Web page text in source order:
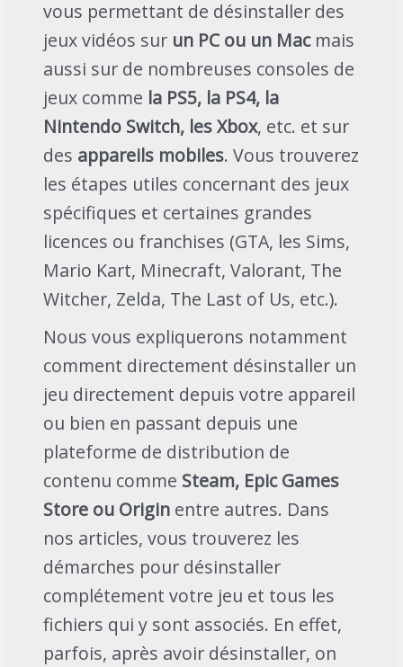
vous permettant de désinstaller des
jeux vidéos sur un PC ou un Macmais
aussi sur de nombreuses consoles de
jeux comme la PS5, la PS4, la
Nintendo Switch, les Xbox, etc. et sur
des appareils mobiles. Vous trouverez
les étapes utiles concernant des jeux
spécifiques et certaines grandes
licences ou franchises (GTA, les Sims,
Mario Kart, Minecraft, Valorant, The
Witcher, Zelda, The Last of Us, etc.).
Nous vous expliquerons notamment
comment directement désinstaller un
jeu directement depuis votre appareil
ou bien en passant depuis une
plateforme de distribution de
contenu comme Steam, Epic Games
Store ou Origin entre autres. Dans
nos articles, vous trouverez les
démarches pour désinstaller
complétement votre jeu et tous les
fichiers qui y sont associés. En effet,
parfois, après avoir désinstaller, on